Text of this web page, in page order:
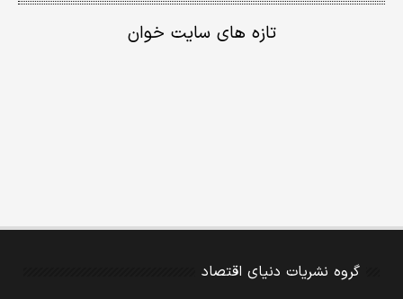
تازه های سایت خوان
گروه نشریات دنیای اقتصاد